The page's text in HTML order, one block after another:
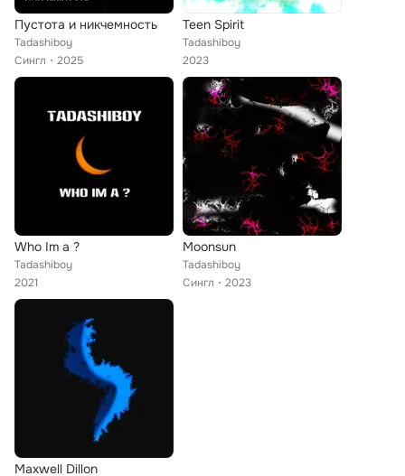
Пустота и никчемность
Tadashiboy
Сингл
2025
Teen Spirit
Tadashiboy
2023
Who Im a ?
Tadashiboy
2021
Moonsun
Tadashiboy
Сингл
2023
Maxwell Dillon